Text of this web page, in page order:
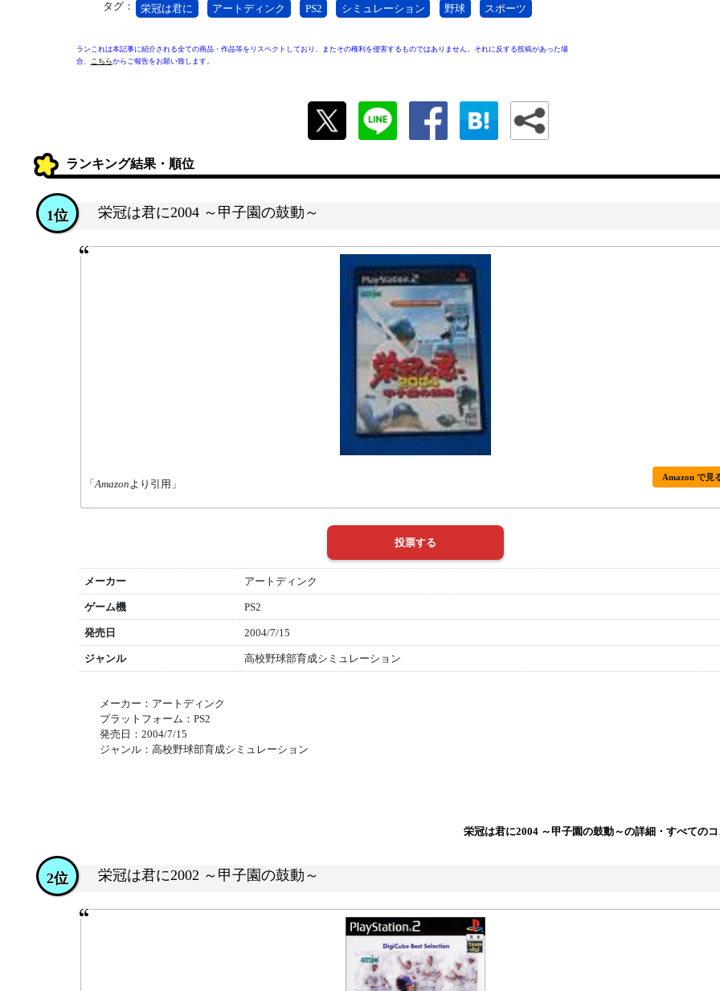
タグ： 栄冠は君に アートディンク PS2 シミュレーション 野球 スポーツ
ランこれは本記事に紹介される全ての商品・作品等をリスペクトしており、またその権利を侵害するものではありません。それに反する投稿があった場
合、
こちらからご報告をお願い致します。
ランキング結果・順位
栄冠は君に2004 ～甲子園の鼓動～
1位
「Amazonより引用」
Amazon で見
メーカー アートディンク
ゲーム機 PS2
発売日 2004/7/15
ジャンル 高校野球部育成シミュレーション
メーカー：アートディンク
プラットフォーム：PS2
発売日：2004/7/15
ジャンル：高校野球部育成シミュレーション
栄冠は君に2004 ～甲子園の鼓動～の詳細・すべての
栄冠は君に2002 ～甲子園の鼓動～
2位